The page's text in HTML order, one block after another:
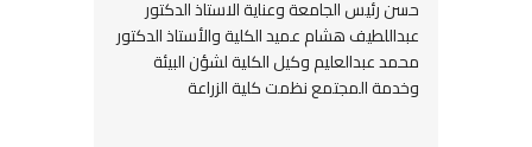
حسن رئيس الجامعة وعناية الاستاذ الدكتور
عبداللطيف هشام عميد الكلية والأستاذ الدكتور
محمد عبدالعليم وكيل الكلية لشؤن البيئة
وخدمة المجتمع نظمت كلية الزراعة